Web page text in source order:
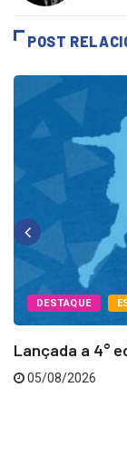
POST
DESTAQUE
Lançada a 4°
05/08/2026